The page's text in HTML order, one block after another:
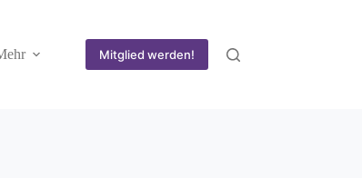
Mitglied werden!